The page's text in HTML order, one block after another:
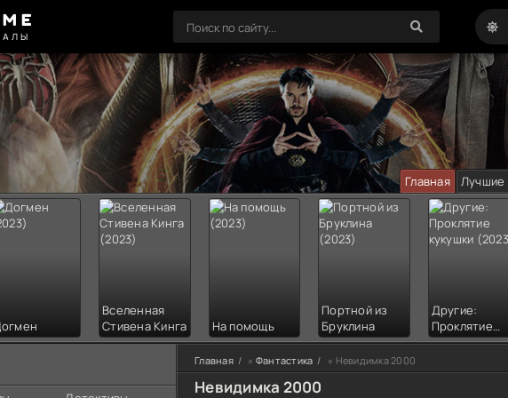
Главная Лучшие
Вселенная
Стивена Кинга
На помощь
Портной из
Бруклина
Другие:
Проклятие
кукушки
Главная » Фантастика » Невидимка 2000
Невидимка 2000